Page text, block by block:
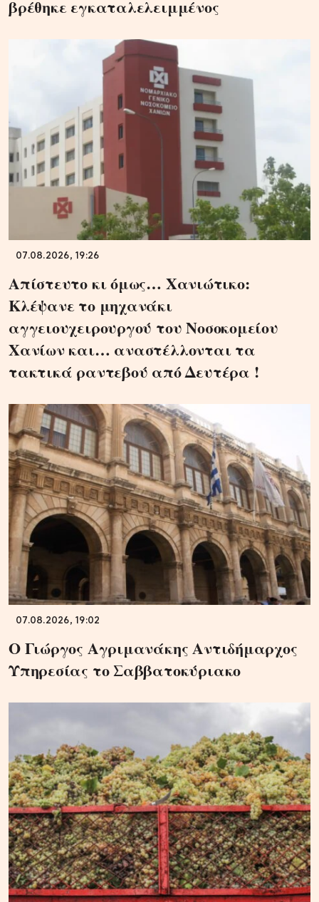
βρέθηκε εγκαταλελειμμένος
07.08.2026, 19:26
Απίστευτο κι όμως… Χανιώτικο:
Κλέψανε το μηχανάκι
αγγειουχειρουργού του Νοσοκομείου
Χανίων και… αναστέλλονται τα
τακτικά ραντεβού από Δευτέρα !
07.08.2026, 19:02
Ο Γιώργος Αγριμανάκης Αντιδήμαρχος
Υπηρεσίας το Σαββατοκύριακο